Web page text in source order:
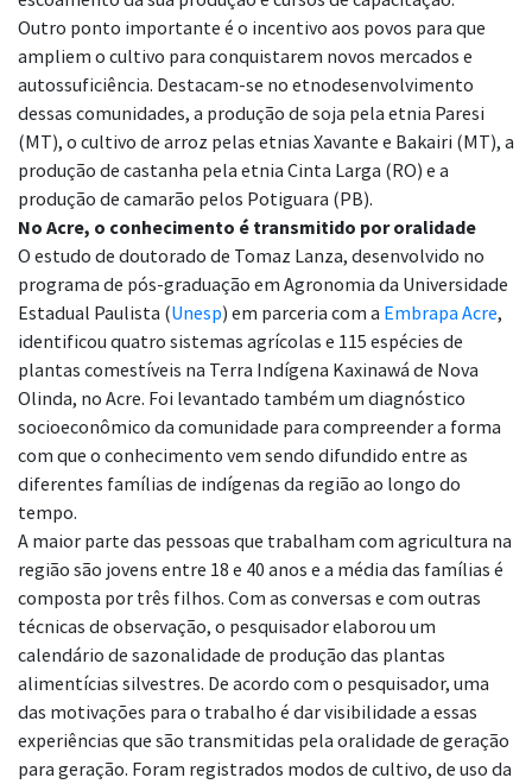
Outro ponto importante é o incentivo aos povos para que
ampliem o cultivo para conquistarem novos mercados e
autossuficiência. Destacam-se no etnodesenvolvimento
dessas comunidades, a produção de soja pela etnia Paresi
(MT), o cultivo de arroz pelas etnias Xavante e Bakairi (MT), a
produção de castanha pela etnia Cinta Larga (RO) e a
produção de camarão pelos Potiguara (PB).
No Acre, o conhecimento é transmitido por oralidade
O estudo de doutorado de Tomaz Lanza, desenvolvido no
programa de pós-graduação em Agronomia da Universidade
Estadual Paulista (Unesp) em parceria com a Embrapa Acre,
identificou quatro sistemas agrícolas e 115 espécies de
plantas comestíveis na Terra Indígena Kaxinawá de Nova
Olinda, no Acre. Foi levantado também um diagnóstico
socioeconômico da comunidade para compreender a forma
com que o conhecimento vem sendo difundido entre as
diferentes famílias de indígenas da região ao longo do
tempo.
A maior parte das pessoas que trabalham com agricultura na
região são jovens entre 18 e 40 anos e a média das famílias é
composta por três filhos. Com as conversas e com outras
técnicas de observação, o pesquisador elaborou um
calendário de sazonalidade de produção das plantas
alimentícias silvestres. De acordo com o pesquisador, uma
das motivações para o trabalho é dar visibilidade a essas
experiências que são transmitidas pela oralidade de geração
para geração. Foram registrados modos de cultivo, de uso da